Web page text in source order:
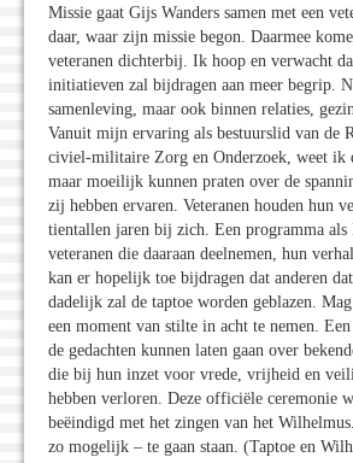
Missie gaat Gijs Wanders samen met een
daar, waar zijn missie begon. Daarmee
veteranen dichterbij. Ik hoop en verwacht
initiatieven zal bijdragen aan meer begrip.
samenleving, maar ook binnen relaties,
Vanuit mijn ervaring als bestuurslid van de
civiel-militaire Zorg en Onderzoek, weet ik
maar moeilijk kunnen praten over de
zij hebben ervaren. Veteranen houden hun
tientallen jaren bij zich. Een programma
veteranen die daaraan deelnemen, hun
kan er hopelijk toe bijdragen dat anderen
dadelijk zal de taptoe worden geblazen.
een moment van stilte in acht te nemen.
de gedachten kunnen laten gaan over
die bij hun inzet voor vrede, vrijheid en
hebben verloren. Deze officiële ceremonie
beëindigd met het zingen van het
zo mogelijk – te gaan staan. (Taptoe en